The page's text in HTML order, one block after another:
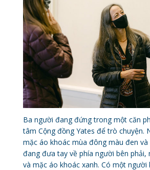
Ba người đang đứng trong một căn
tâm Cộng đồng Yates để trò chuyện.
mặc áo khoác mùa đông màu đen
đang đưa tay về phía người bên phải,
và mặc áo khoác xanh. Có một người